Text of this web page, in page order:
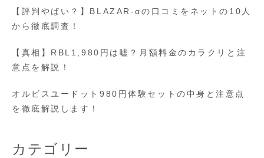
【評判やばい？】BLAZAR-αの口コミをネットの10人
から徹底調査！
【真相】RBL1,980円は嘘？月額料金のカラクリと注
意点を解説！
オルビスユードット980円体験セットの中身と注意点
を徹底解説します！
カテゴリー